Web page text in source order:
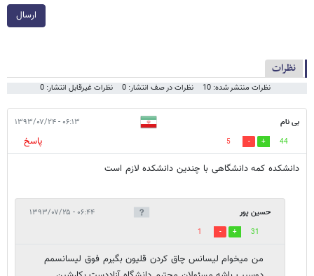
ارسال
نظرات
نظرات منتشر شده: 10 نظرات در صف انتشار: 0 نظرات غیرقابل انتشار: 0
بی نام ۰۶:۱۳ - ۱۳۹۳/۰۷/۲۴
44
5
پاسخ
دانشکده کمه دانشگاهی با چندین دانشکده لازم است
حسین پور ۰۶:۴۴ - ۱۳۹۳/۰۷/۲۵
31
1
من میخوام لیسانس چاق کردن قلیون بگیرم فوق لیسانسمم